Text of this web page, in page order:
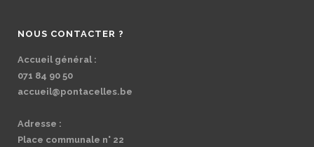
NOUS CONTACTER ?
Accueil général :
071 84 90 50
accueil@pontacelles.be
Adresse :
Place communale n° 22